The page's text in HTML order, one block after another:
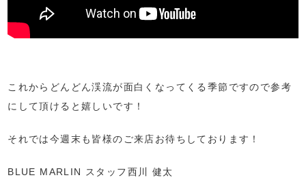
これからどんどん渓流が面白くなってくる季節ですので参考
にして頂けると嬉しいです！
それでは今週末も皆様のご来店お待ちしております！
BLUE MARLIN スタッフ西川 健太